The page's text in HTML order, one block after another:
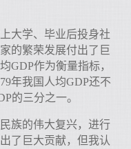
大学、毕业后投身社
的繁荣发展付出了巨
GDP作为衡量指标，
年我国人均GDP还不
的三分之一。
族的伟大复兴，进行
了巨大贡献，但我认